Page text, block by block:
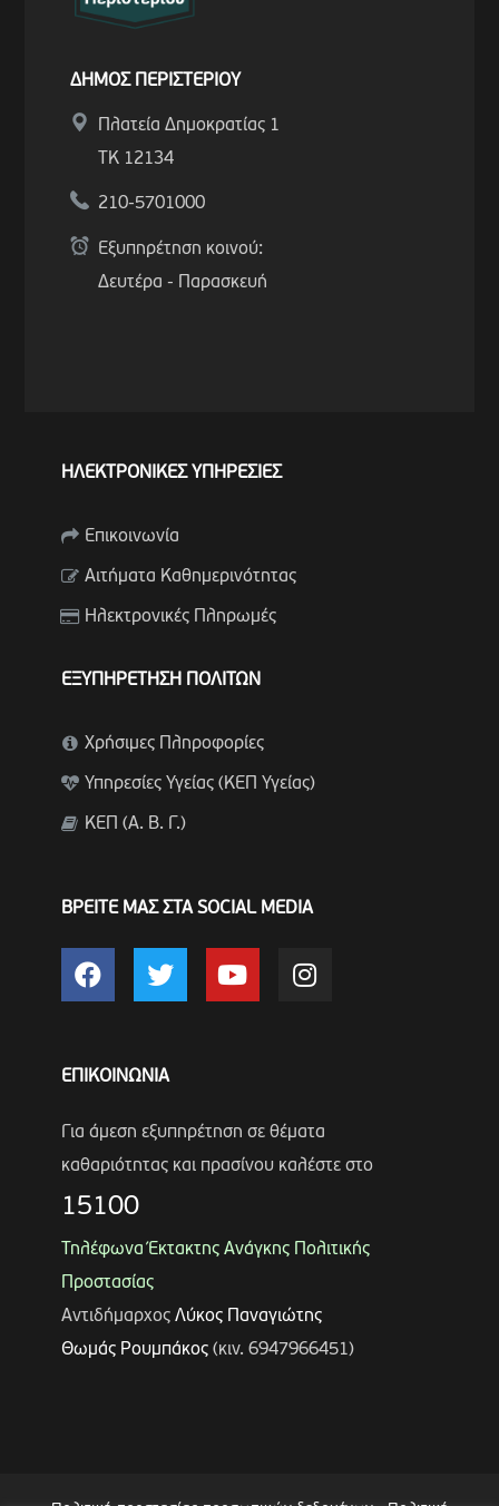
ΔΗΜΟΣ ΠΕΡΙΣΤΕΡΙΟΥ
Πλατεία Δημοκρατίας 1
ΤΚ 12134
210-5701000
Εξυπηρέτηση κοινού:
Δευτέρα - Παρασκευή
ΗΛΕΚΤΡΟΝΙΚΕΣ ΥΠΗΡΕΣΙΕΣ
Επικοινωνία
Αιτήματα Καθημερινότητας
Ηλεκτρονικές Πληρωμές
ΕΞΥΠΗΡΕΤΗΣΗ ΠΟΛΙΤΩΝ
Χρήσιμες Πληροφορίες
Υπηρεσίες Υγείας (ΚΕΠ Υγείας)
ΚΕΠ (Α. Β. Γ.)
ΒΡΕΙΤΕ ΜΑΣ ΣΤΑ SOCIAL MEDIA
ΕΠΙΚΟΙΝΩΝΙΑ
Για άμεση εξυπηρέτηση σε θέματα
καθαριότητας και πρασίνου καλέστε στο
15100
Τηλέφωνα Έκτακτης Ανάγκης Πολιτικής
Προστασίας
Αντιδήμαρχος Λύκος Παναγιώτης
Θωμάς Ρουμπάκος(κιν. 6947966451)